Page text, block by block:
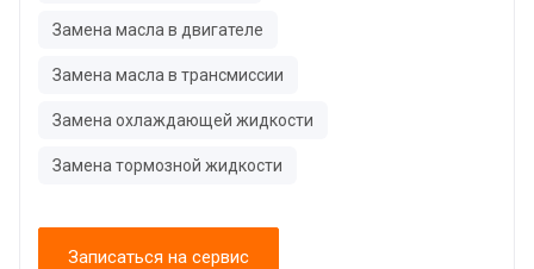
Замена масла в двигателе
Замена масла в трансмиссии
Замена охлаждающей жидкости
Замена тормозной жидкости
Записаться на сервис